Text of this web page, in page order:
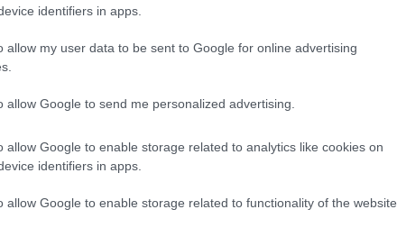
identifiers in apps.
allow my user data to be sent to Google for online advertising
allow Google to send me personalized advertising.
allow Google to enable storage related to analytics like cookies on
identifiers in apps.
allow Google to enable storage related to functionality of the website
ad un abito lungo e svasato nei toni
che esalta la sua figura. Questa scelta non
e tendenze, ma anche la sua voglia di osare.
del look, capace di arricchire e dare un
pensi? Ti piace osare con i tuoi accessori?
significativi della sua vita privata,